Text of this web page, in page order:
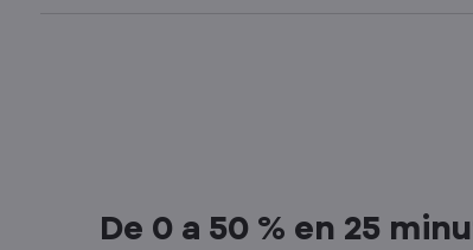
De 0 a 50 % en 25